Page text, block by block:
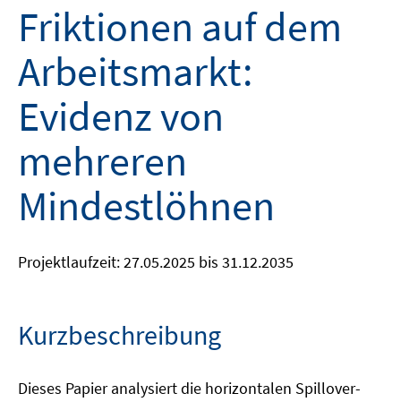
Friktionen auf dem
Arbeitsmarkt:
Evidenz von
mehreren
Mindestlöhnen
Projektlaufzeit: 27.05.2025 bis 31.12.2035
Kurzbeschreibung
Dieses Papier analysiert die horizontalen Spillover-